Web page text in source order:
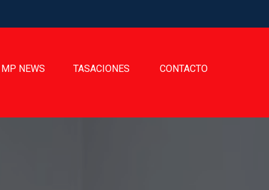
MP NEWS TASACIONES CONTACTO